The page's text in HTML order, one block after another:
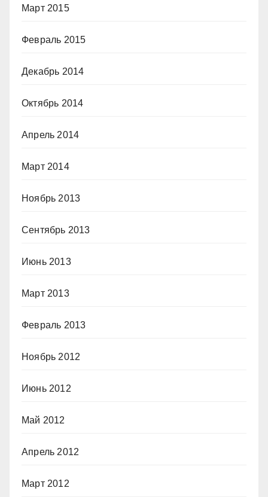
Март 2015
Февраль 2015
Декабрь 2014
Октябрь 2014
Апрель 2014
Март 2014
Ноябрь 2013
Сентябрь 2013
Июнь 2013
Март 2013
Февраль 2013
Ноябрь 2012
Июнь 2012
Май 2012
Апрель 2012
Март 2012